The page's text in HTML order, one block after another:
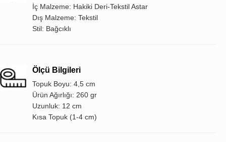
İç Malzeme: Hakiki Deri-Tekstil Astar
Dış Malzeme: Tekstil
Stil: Bağcıklı
Ölçü Bilgileri
Topuk Boyu: 4,5 cm
Ürün Ağırlığı: 260 gr
Uzunluk: 12 cm
Kısa Topuk (1-4 cm)